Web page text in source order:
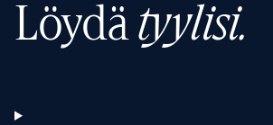
Löydätyylisi.